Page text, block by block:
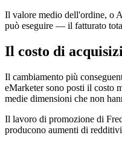
Il valore medio dell'ordine, o
può eseguire — il fatturato
Il costo di
Il cambiamento più
eMarketer sono posti il costo
medie dimensioni che non
Il lavoro di promozione di
producono aumenti di